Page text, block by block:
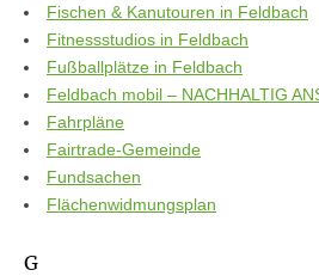
Fischen & Kanutouren in Feldbach
Fitnessstudios in Feldbach
Fußballplätze in Feldbach
Feldbach mobil – NACHHALTIG
Fahrpläne
Fairtrade-Gemeinde
Fundsachen
Flächenwidmungsplan
G